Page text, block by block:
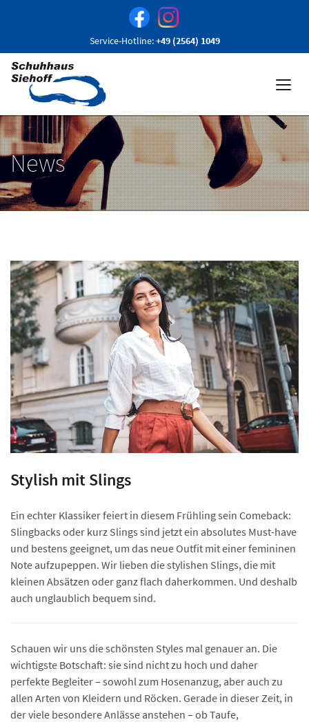
Service-Hotline:+49 (2564) 1049
News
Stylish mit Slings
Ein echter Klassiker feiert in diesem Frühling sein Comeback:
Slingbacks oder kurz Slings sind jetzt ein absolutes Must-have
und bestens geeignet, um das neue Outfit mit einer femininen
Note aufzupeppen. Wir lieben die stylishen Slings, die mit
kleinen Absätzen oder ganz flach daherkommen. Und deshalb
auch unglaublich bequem sind.
Schauen wir uns die schönsten Styles mal genauer an. Die
wichtigste Botschaft: sie sind nicht zu hoch und daher
perfekte Begleiter – sowohl zum Hosenanzug, aber auch zu
allen Arten von Kleidern und Röcken. Gerade in dieser Zeit, in
der viele besondere Anlässe anstehen – ob Taufe,